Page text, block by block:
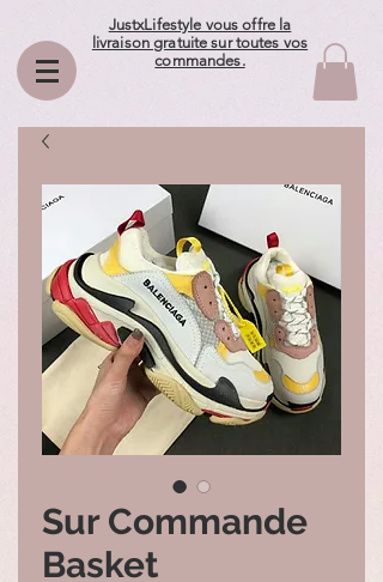
JustxLifestyle vous offre la
livraison gratuite sur toutes vos
commandes.
Sur Commande
Basket